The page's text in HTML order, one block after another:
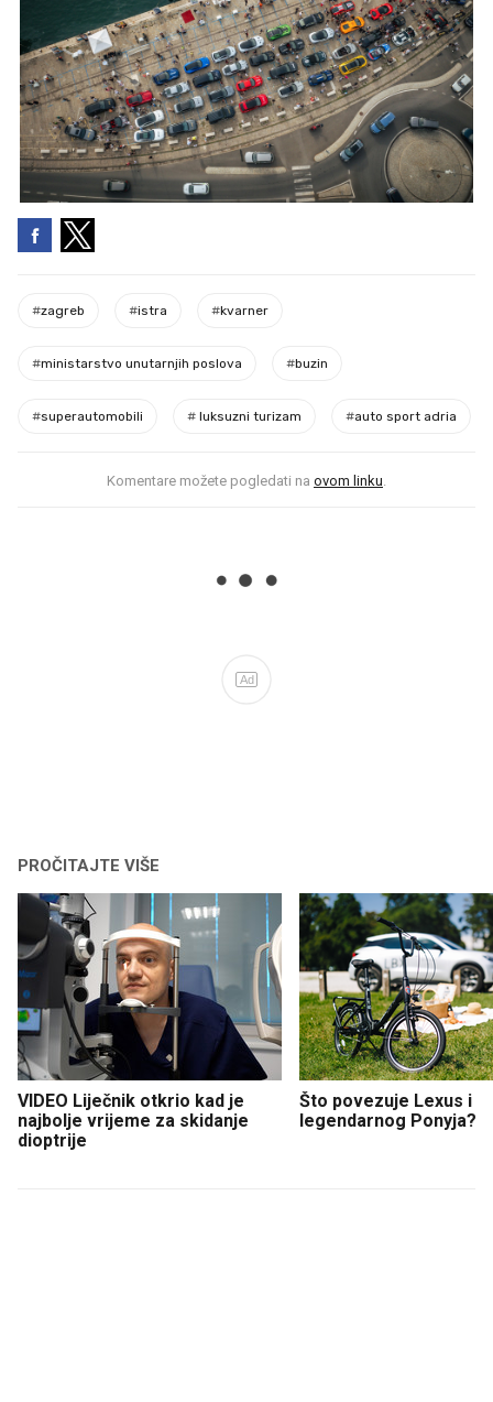
#zagreb #istra #kvarner
#ministarstvo unutarnjih poslova #buzin
#superautomobili # luksuzni turizam #auto sport adria
Komentare možete pogledati na ovom linku.
Ad
PROČITAJTE VIŠE
VIDEO Liječnik otkrio kad je
najbolje vrijeme za skidanje
dioptrije
Što povezuje Lexus i
legendarnog Ponyja?